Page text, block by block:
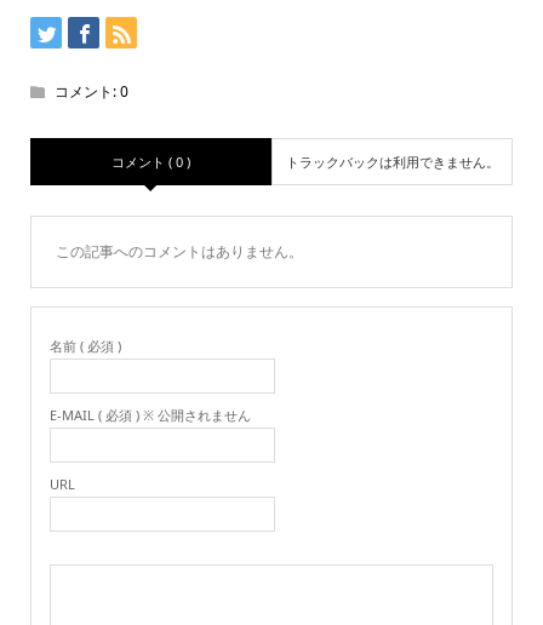
コメント:0
コメント ( 0 ) トラックバックは利用できません。
この記事へのコメントはありません。
名前 ( 必須 )
E-MAIL ( 必須 ) ※ 公開されません
URL